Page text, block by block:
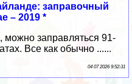
заправочный
– 2019 *
можно заправляться 91-
Все как обычно ......
04 07 2026 9:52:31